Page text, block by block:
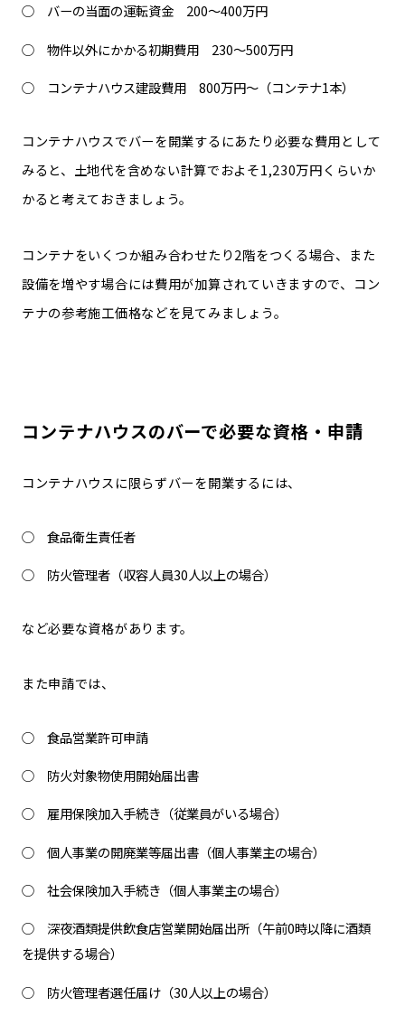
バーの当面の運転資金 200～400万円
物件以外にかかる初期費用 230～500万円
コンテナハウス建設費用 800万円～（コンテナ1本）
コンテナハウスでバーを開業するにあたり必要な費用として
みると、 土地代を含めない計算でおよそ1,230万円くらいか
かる と考えておきましょう。
コンテナをいくつか組み合わせたり2階をつくる場合、また
設備を増やす場合には費用が加算されていきますので、コン
テナの参考施工価格などを見てみましょう。
コンテナハウスのバーで必要な資格・申請
コンテナハウスに限らずバーを開業するには、
食品衛生責任者
防火管理者（収容人員30人以上の場合）
など必要な資格があります。
また申請では、
食品営業許可申請
防火対象物使用開始届出書
雇用保険加入手続き（従業員がいる場合）
個人事業の開廃業等届出書（個人事業主の場合）
社会保険加入手続き（個人事業主の場合）
深夜酒類提供飲食店営業開始届出所（午前0時以降に酒類
を提供する場合）
防火管理者選任届け（30人以上の場合）